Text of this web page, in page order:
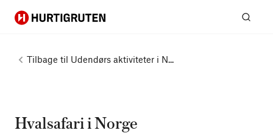
Hurtigruten
Tilbage til Udendørs aktiviteter i N...
Hvalsafari i Norge